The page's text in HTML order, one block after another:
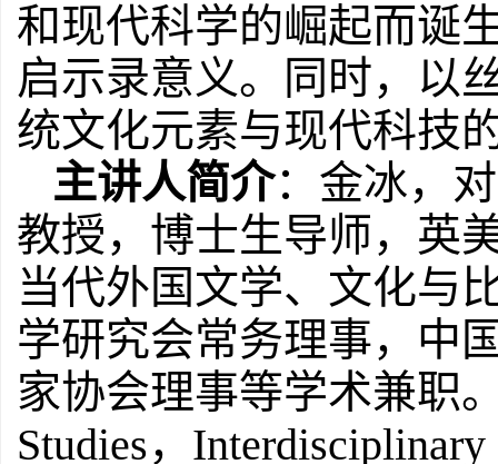
和现代科学的崛起而诞
启示录意义。同时，以
统文化元素与现代科技
主讲人简介：金冰，
教授，博士生导师，英
当代外国文学、文化与
学研究会常务理事，中
家协会理事等学术兼职
Studies， Interdisciplinary